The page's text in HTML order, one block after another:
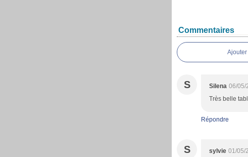
Commentaires
S Silena 06/05/
Très belle
Répondre
S sylvie 01/05/